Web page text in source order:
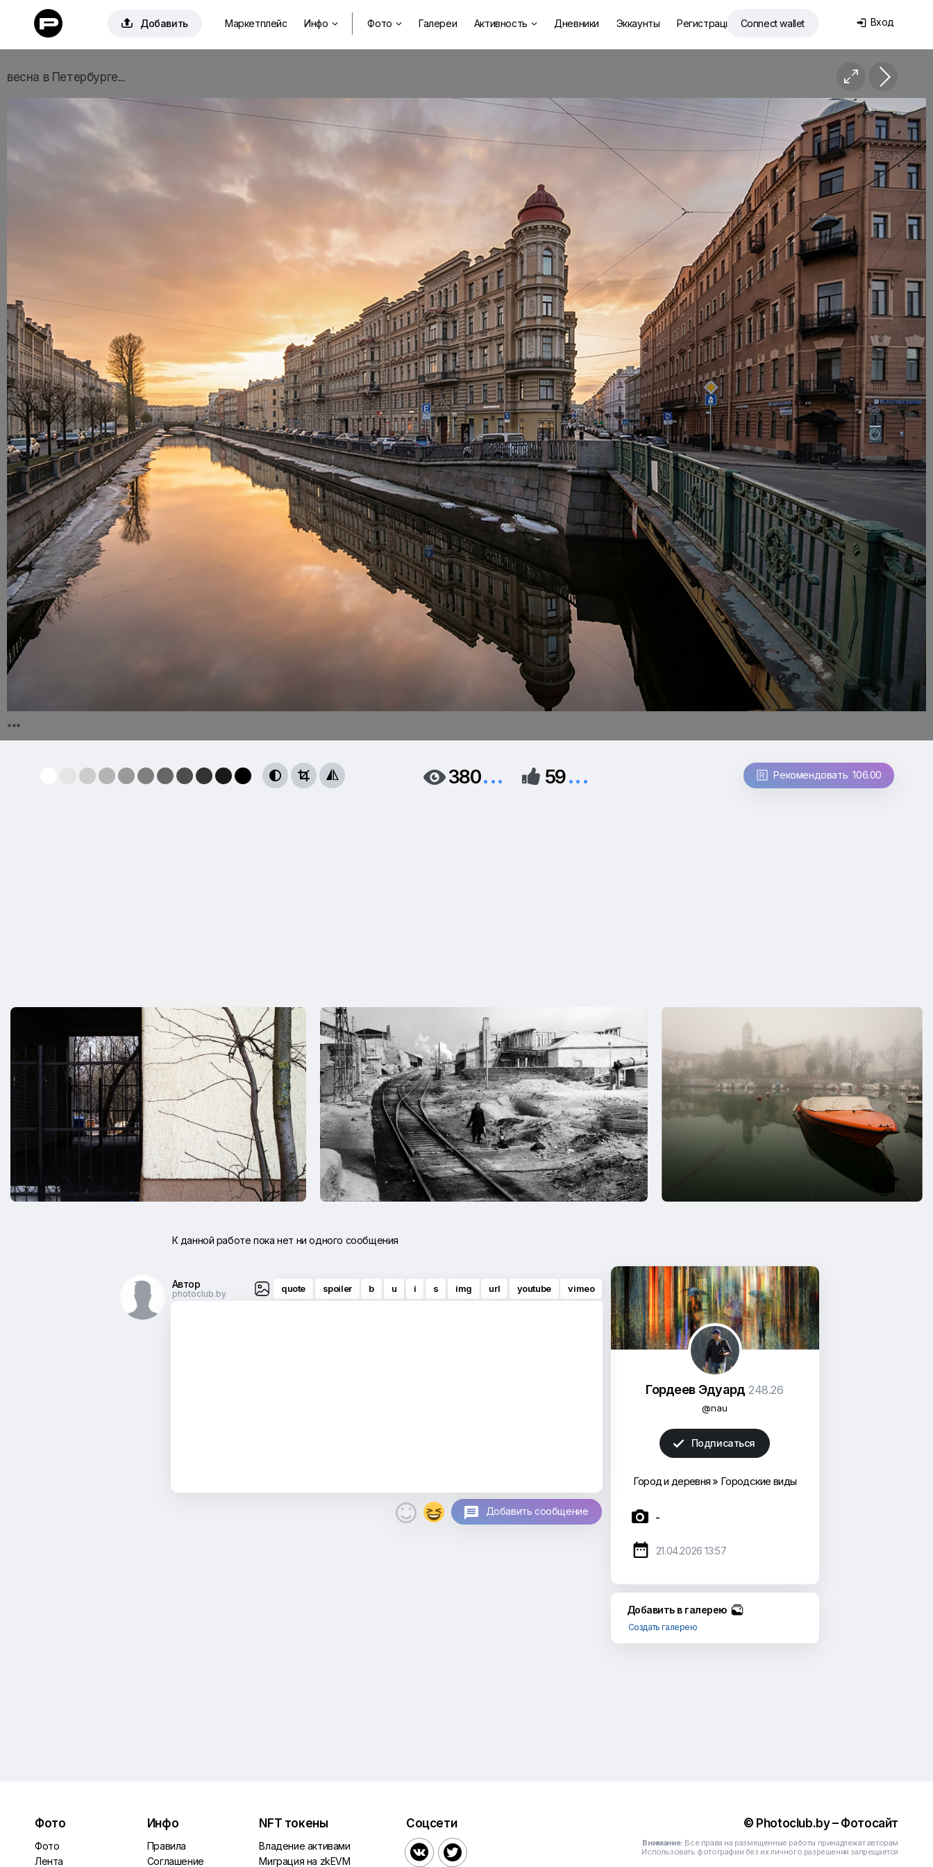
 Добавить Маркетплейс Инфо  Фото  Галереи Активность  Дневники Эккаунты Регистрация Connect wallet  Вход

весна в Петербурге...
***
   380...  59...  Рекомендовать 106.00
К данной работе пока нет ни одного сообщения
Автор
photoclub.by quote spoiler b u i s img url youtube vimeo
 Добавить сообщение
Гордеев Эдуард 248.26
@nau
 Подписаться
Город и деревня» Городские виды
 -
 21.04.2026 13:57
Добавить в галерею
Создать галерею
Фото
Фото
Лента
Инфо
Правила
Соглашение
NFT токены
Владение активами
Миграция на zkEVM
Соцсети
 
© Photoclub.by – Фотосайт
Внимание: Все права на размещенные работы принадлежат авторам
Использовать фотографии без их личного разрешения запрещается